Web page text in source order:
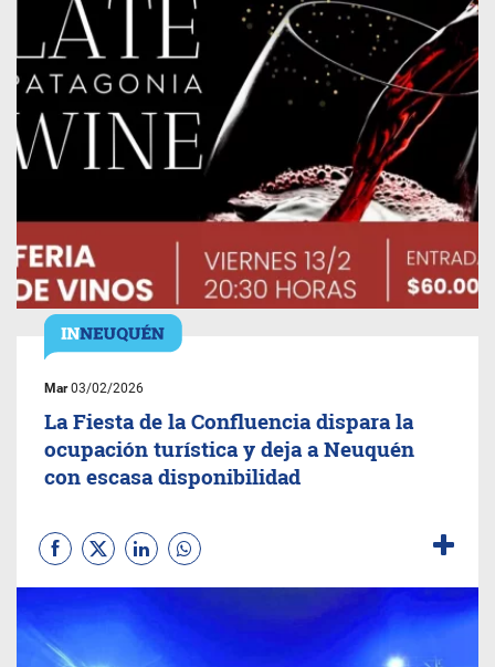
Mar03/02/2026
La Fiesta de la Confluencia dispara la
ocupación turística y deja a Neuquén
con escasa disponibilidad